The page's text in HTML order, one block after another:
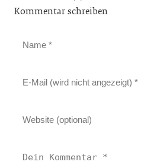
Kommentar schreiben